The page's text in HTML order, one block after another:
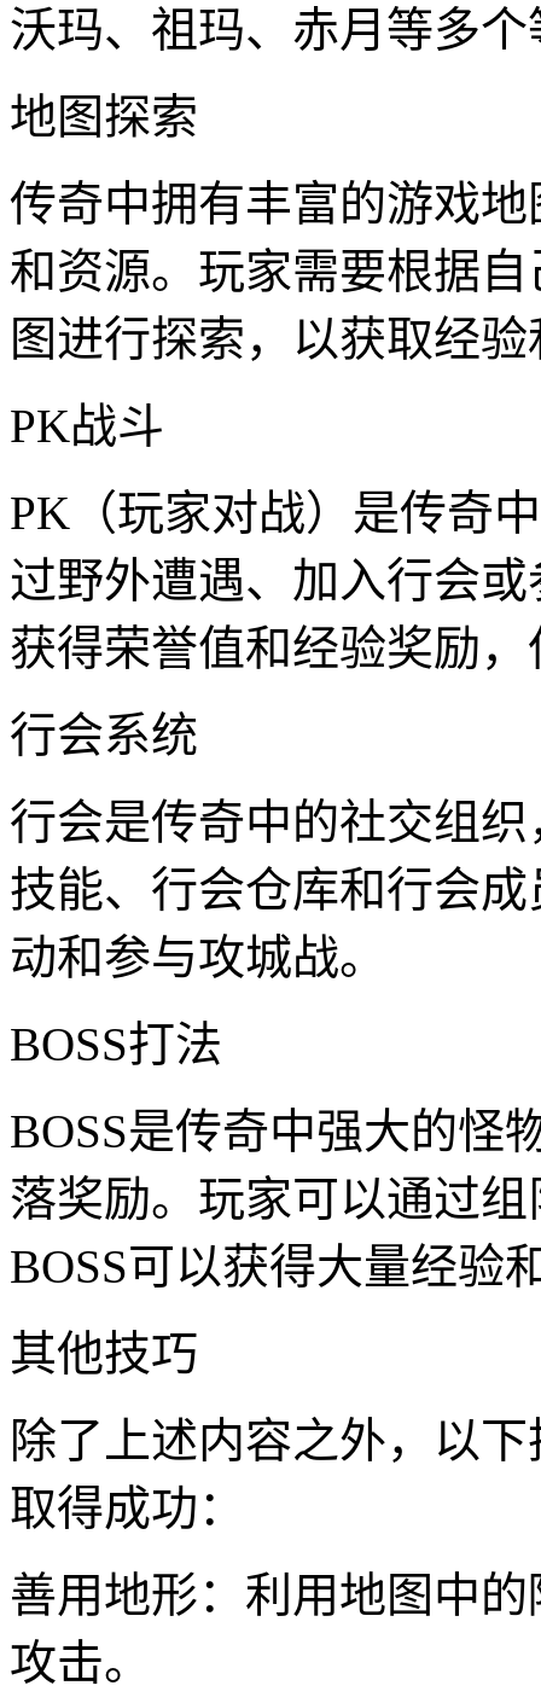
沃玛、祖玛、赤月等多
地图探索
传奇中拥有丰富的游戏
和资源。玩家需要根据
图进行探索，以获取经
PK战斗
PK（玩家对战）是传奇
过野外遭遇、加入行会
获得荣誉值和经验奖励
行会系统
行会是传奇中的社交组
技能、行会仓库和行会
动和参与攻城战。
BOSS打法
BOSS是传奇中强大的怪
落奖励。玩家可以通过
BOSS可以获得大量经验
其他技巧
除了上述内容之外，以
取得成功：
善用地形：利用地图中
攻击。